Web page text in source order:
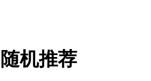
随机推荐